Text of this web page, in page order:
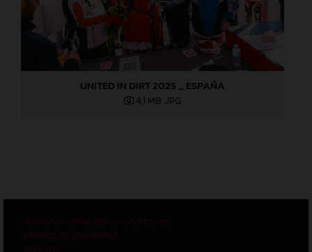
UNITED IN DIRT 2025 _ ESPAÑA
4,1 MB .JPG
Términos Generales y Condiciones
Política de privacidad